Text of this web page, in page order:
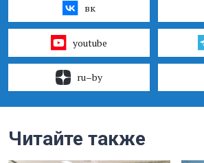
вк
youtube
ru–by
Читайте также